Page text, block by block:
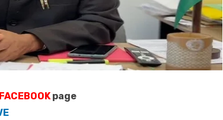
FACEBOOK page